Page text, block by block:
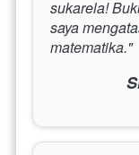
sukarela!
saya
matematika."